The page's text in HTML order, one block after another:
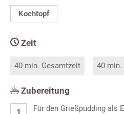
Kochtopf
Zeit
40 min. Gesamtzeit 40 min.
Zubereitung
Für den Grießpudding als